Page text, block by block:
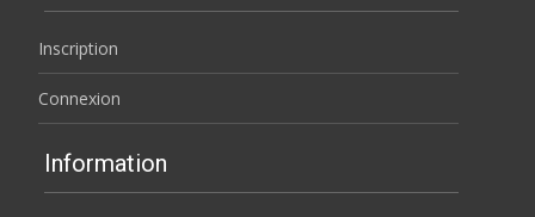
Inscription
Connexion
Information